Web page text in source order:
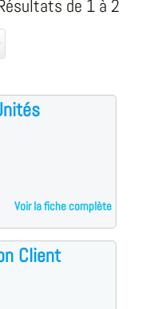
de 1 à 2
Voir la fiche complète
Client